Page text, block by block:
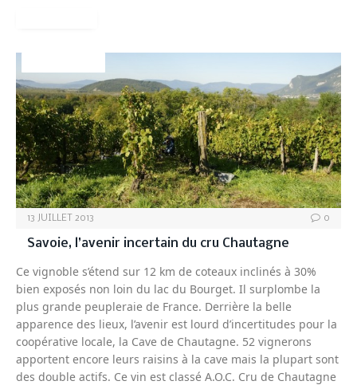
13 JUILLET 2013 0
Savoie, l’avenir incertain du cru Chautagne
Ce vignoble s’étend sur 12 km de coteaux inclinés à 30%
bien exposés non loin du lac du Bourget. Il surplombe la
plus grande peupleraie de France. Derrière la belle
apparence des lieux, l’avenir est lourd d’incertitudes pour la
coopérative locale, la Cave de Chautagne. 52 vignerons
apportent encore leurs raisins à la cave mais la plupart sont
des double actifs. Ce vin est classé A.O.C. Cru de Chautagne